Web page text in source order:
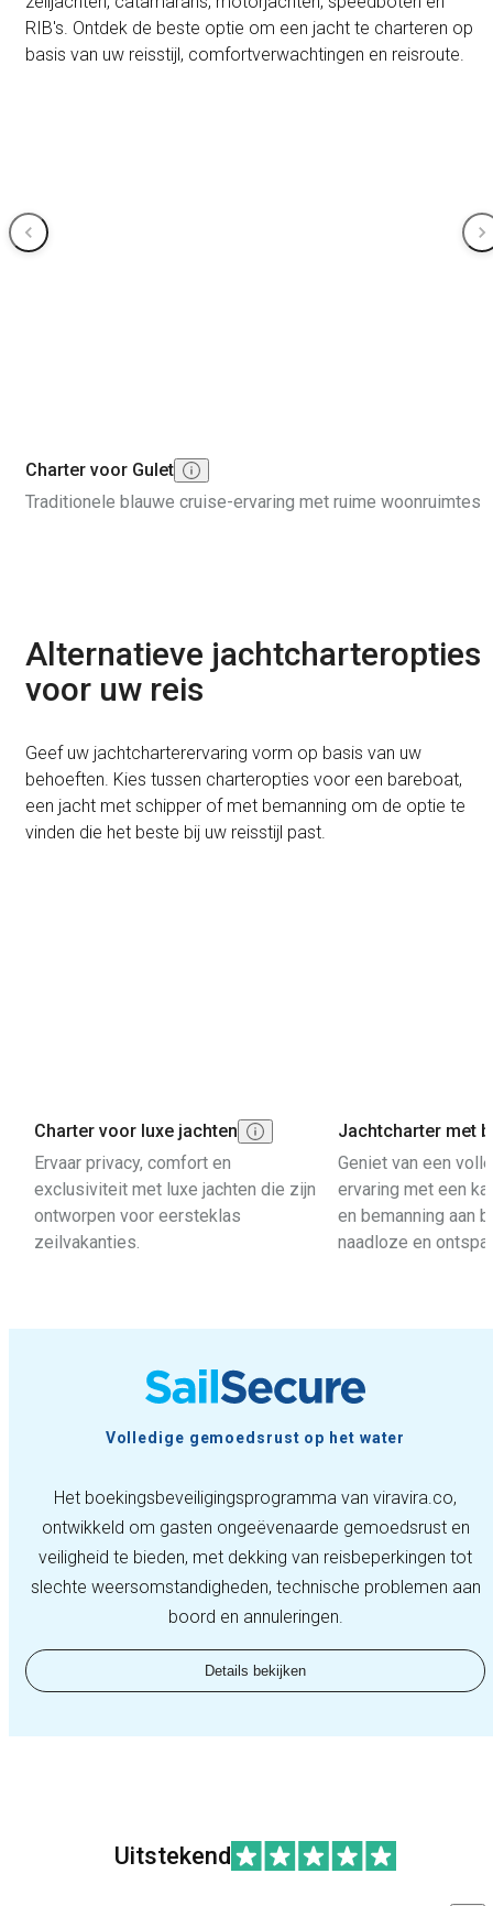
RIB's. Ontdek de beste optie om een jacht te charteren op
basis van uw reisstijl, comfortverwachtingen en reisroute.
Charter voor Gulet
Traditionele blauwe cruise-ervaring met ruime woonruimtes
Alternatieve jachtcharteropties
voor uw reis
Geef uw jachtcharterervaring vorm op basis van uw
behoeften. Kies tussen charteropties voor een bareboat,
een jacht met schipper of met bemanning om de optie te
vinden die het beste bij uw reisstijl past.
Charter voor luxe jachten
Ervaar privacy, comfort en
exclusiviteit met luxe jachten die zijn
ontworpen voor eersteklas
zeilvakanties.
Jachtcharter met
Geniet van een
ervaring met een
en bemanning aan
naadloze en
Volledige gemoedsrust op het water
Het boekingsbeveiligingsprogramma van viravira.co,
ontwikkeld om gasten ongeëvenaarde gemoedsrust en
veiligheid te bieden, met dekking van reisbeperkingen tot
slechte weersomstandigheden, technische problemen aan
boord en annuleringen.
Details bekijken
Uitstekend